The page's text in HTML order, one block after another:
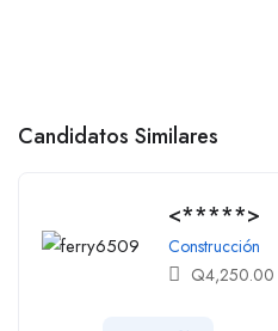
Candidatos Similares
<*****>
Construcción
Q4,250.00